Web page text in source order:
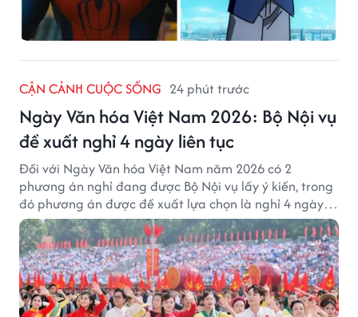
CẬN CẢNH CUỘC SỐNG 24 phút trước
Ngày Văn hóa Việt Nam 2026: Bộ Nội vụ
đề xuất nghỉ 4 ngày liên tục
Đối với Ngày Văn hóa Việt Nam năm 2026 có 2
phương án nghỉ đang được Bộ Nội vụ lấy ý kiến, trong
đó phương án được đề xuất lựa chọn là nghỉ 4 ngày
liên tục từ 21/11 đến 24/11, đồng thời hoán đổi 1 ngày
làm việc sang thứ Bảy (28/11).